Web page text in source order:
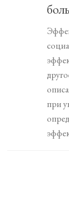
при